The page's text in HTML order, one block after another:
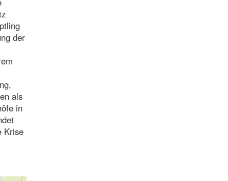
der
als
in
Krise